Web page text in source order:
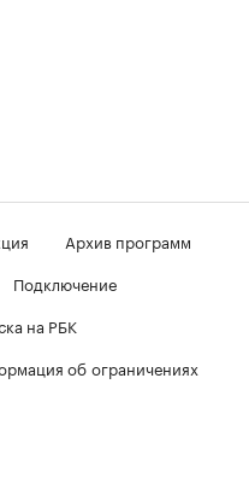
Архив программ
Подключение
на РБК
об ограничениях